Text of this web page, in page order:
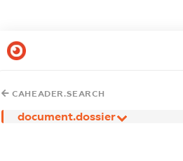
CAHEADER.SEARCH
document.dossier